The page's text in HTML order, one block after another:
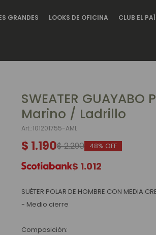
GRANDES LOOKS DE OFICINA CLUB EL
SWEATER GUAYABO
Marino / Ladrillo
101201755-AML
$ 1.190$2.290 48
$ 1.012
SUÉTER POLAR DE HOMBRE CON MEDIA
- Medio cierre
Composición: